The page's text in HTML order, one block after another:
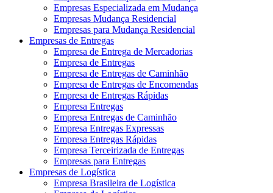
Empresas Especializada em Mudança
Empresas Mudança Residencial
Empresas para Mudança Residencial
Empresas de Entregas
Empresa de Entrega de Mercadorias
Empresa de Entregas
Empresa de Entregas de Caminhão
Empresa de Entregas de Encomendas
Empresa de Entregas Rápidas
Empresa Entregas
Empresa Entregas de Caminhão
Empresa Entregas Expressas
Empresa Entregas Rápidas
Empresa Terceirizada de Entregas
Empresas para Entregas
Empresas de Logística
Empresa Brasileira de Logística